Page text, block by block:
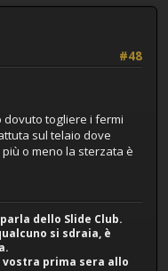
#48
dovuto togliere i fermi
sul telaio dove
o meno la sterzata è
dello Slide Club.
si sdraia, è
vostra prima sera allo